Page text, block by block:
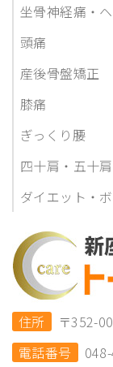
坐骨神経痛・
頭痛
産後骨盤矯正
膝痛
ぎっくり腰
四十肩・五十肩
ダイエット・
住所
〒352-
電話番号